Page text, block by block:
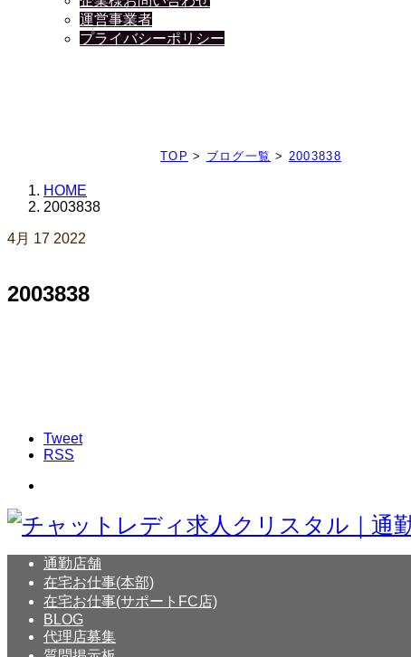
運営事業者
プライバシーポリシー
TOP > ブログ一覧 > 2003838
HOME
2003838
4月 17 2022
2003838
Tweet
RSS
通勤店舗
在宅お仕事(本部)
在宅お仕事(サポートFC店)
BLOG
代理店募集